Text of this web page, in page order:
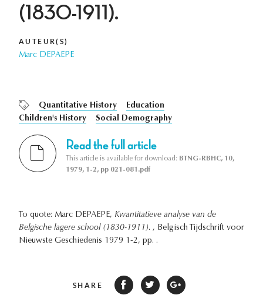
(1830-1911).
AUTEUR(S)
Marc DEPAEPE
Quantitative History
Education
Children's History
Social Demography
Read the full article
This article is available for download: BTNG-RBHC, 10,
1979, 1-2, pp 021-081.pdf
To quote: Marc DEPAEPE, Kwantitatieve analyse van de
Belgische lagere school (1830-1911). , Belgisch Tijdschrift voor
Nieuwste Geschiedenis 1979 1-2, pp. .
SHARE